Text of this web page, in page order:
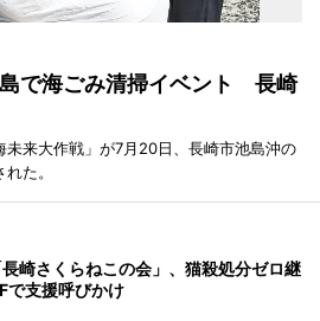
で海ごみ清掃イベント 長崎
未来大作戦」が7月20日、長崎市池島沖の
た。
崎さくらねこの会」、猫殺処分ゼロ継
で支援呼びかけ